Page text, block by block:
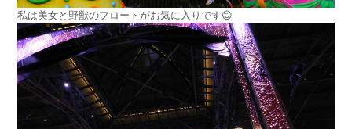
私は美女と野獣のフロートがお気に入りです😊